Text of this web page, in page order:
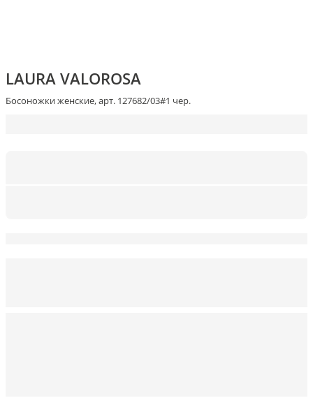
LAURA VALOROSA
Босоножки женские, арт. 127682/03#1 чер.